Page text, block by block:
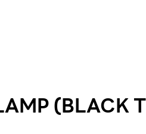
(BLACK